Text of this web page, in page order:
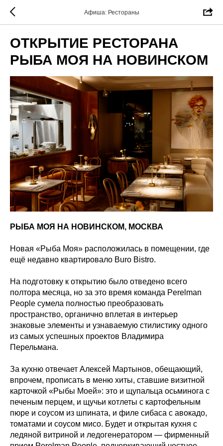
Афиша: Рестораны
ОТКРЫТИЕ РЕСТОРАНА
РЫБА МОЯ НА НОВИНСКОМ
РЫБА МОЯ НА НОВИНСКОМ, МОСКВА
Новая «Рыба Моя» расположилась в помещении, где
ещё недавно квартировало Buro Bistro.
На подготовку к открытию было отведено всего
полтора месяца, но за это время команда Perelman
People сумела полностью преобразовать
пространство, органично вплетая в интерьер
знаковые элементы и узнаваемую стилистику одного
из самых успешных проектов Владимира
Перельмана.
За кухню отвечает Алексей Мартынов, обещающий,
впрочем, прописать в меню хиты, ставшие визитной
карточкой «Рыбы Моей»: это и щупальца осьминога с
печеным перцем, и щучьи котлеты с картофельным
пюре и соусом из шпината, и филе сибаса с авокадо,
томатами и соусом мисо. Будет и открытая кухня с
ледяной витриной и ледогенератором — фирменный